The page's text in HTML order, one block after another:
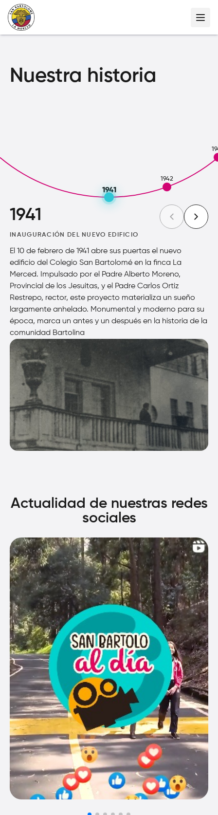
Nuestra historia
1941
1942
1941
INAUGURACIÓN DEL NUEVO EDIFICIO
El 10 de febrero de 1941 abre sus puertas el nuevo
edificio del Colegio San Bartolomé en la finca La
Merced. Impulsado por el Padre Alberto Moreno,
Provincial de los Jesuitas, y el Padre Carlos Ortiz
Restrepo, rector, este proyecto materializa un sueño
largamente anhelado. Monumental y moderno para su
época, marca un antes y un después en la historia de la
comunidad Bartolina
Actualidad de nuestras redes
sociales